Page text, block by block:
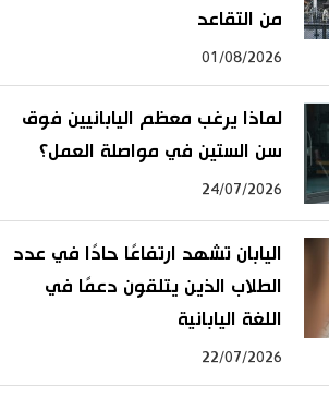
من التقاعد
01/08/2026
لماذا يرغب معظم اليابانيين فوق
سن الستين في مواصلة العمل؟
24/07/2026
اليابان تشهد ارتفاعًا حادًا في عدد
الطلاب الذين يتلقون دعمًا في
اللغة اليابانية
22/07/2026